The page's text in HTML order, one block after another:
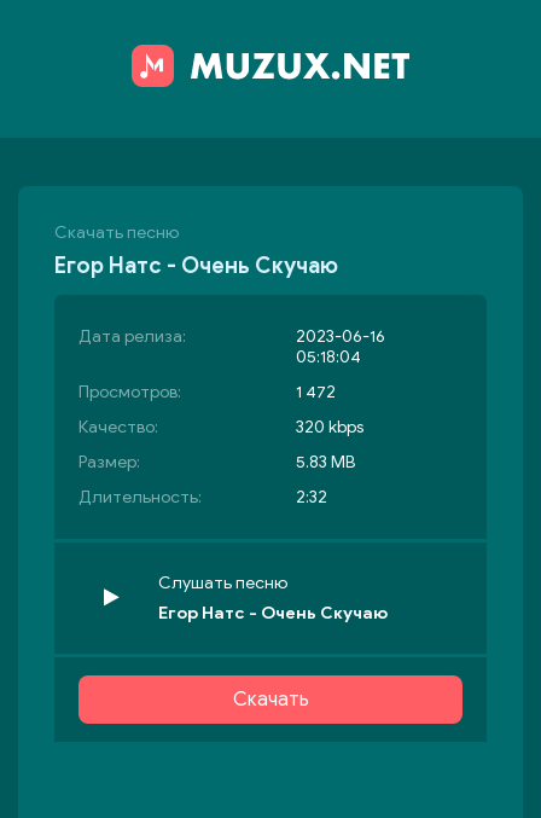
Скачать песню
Егор Натс - Очень Скучаю
Дата релиза:
2023-06-16
05:18:04
Просмотров:
1 472
Качество:
320 kbps
Размер:
5.83 MB
Длительность:
2:32
Слушать песню
Егор Натс - Очень Скучаю
Скачать